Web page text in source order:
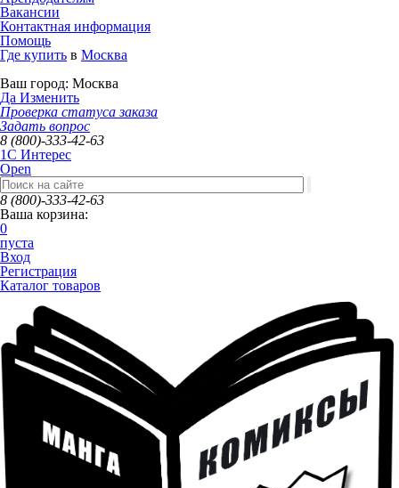
Вакансии
Контактная информация
Помощь
Где купить в Москва
Ваш город: Москва
Да Изменить
Проверка статуса заказа
Задать вопрос
8 (800)-333-42-63
1C Интерес
Open
8 (800)-333-42-63
Ваша корзина:
0
пуста
Вход
Регистрация
Каталог товаров